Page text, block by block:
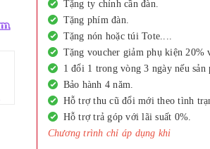
Tặng ty chỉnh cần đàn.
Tặng phím đàn.
Tặng nón hoặc túi Tote....
Tặng voucher giảm phụ kiện 20%
1 đổi 1 trong vòng 3 ngày nếu
Bảo hành 4 năm.
Hỗ trợ thu cũ đổi mới theo tình
Hỗ trợ trả góp với lãi suất 0%.
Chương trình chỉ áp dụng khi